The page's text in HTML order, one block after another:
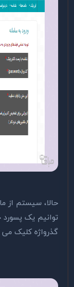
حالا، سیستم از
توانیم یک
گذرواژه کلیک